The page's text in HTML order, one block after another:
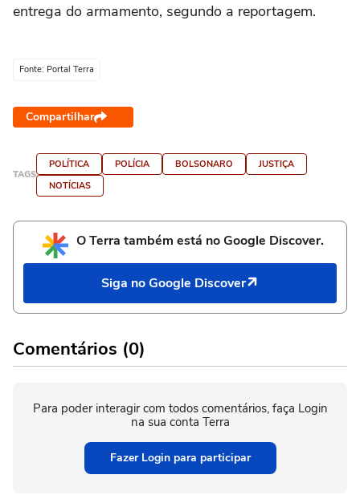
entrega do armamento, segundo a reportagem.
Fonte: Portal Terra
Compartilhar
TAGS
POLÍTICA POLÍCIA BOLSONARO
JUSTIÇA
NOTÍCIAS
O Terra também está no Google Discover.
Siga no Google Discover
Comentários (0)
Para poder interagir com todos comentários, faça Login
na sua conta Terra
Fazer Login para participar